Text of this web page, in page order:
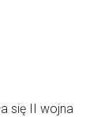
się II wojna